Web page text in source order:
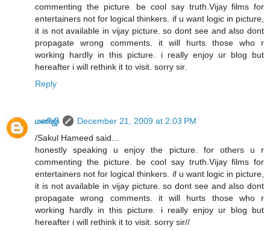
commenting the picture. be cool say truth.Vijay films for
entertainers not for logical thinkers. if u want logic in picture,
it is not available in vijay picture. so dont see and also dont
propagate wrong comments. it will hurts those who r
working hardly in this picture. i really enjoy ur blog but
hereafter i will rethink it to visit. sorry sir.
Reply
மணிஜி
December 21, 2009 at 2:03 PM
/Sakul Hameed said...
honestly speaking u enjoy the picture. for others u r
commenting the picture. be cool say truth.Vijay films for
entertainers not for logical thinkers. if u want logic in picture,
it is not available in vijay picture. so dont see and also dont
propagate wrong comments. it will hurts those who r
working hardly in this picture. i really enjoy ur blog but
hereafter i will rethink it to visit. sorry sir//